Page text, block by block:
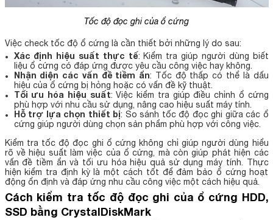
Tốc độ đọc ghi của ổ cứng
Việc check tốc độ ổ cứng là cần thiết bởi những lý do sau:
Xác định hiệu suất thực tế: Kiểm tra giúp người dùng biết
liệu ổ cứng có đáp ứng được yêu cầu công việc hay không.
Nhận diện các vấn đề tiềm ẩn: Tốc độ thấp có thể là dấu
hiệu của ổ cứng bị hỏng hoặc có vấn đề kỹ thuật.
Tối ưu hóa hiệu suất: Việc kiểm tra giúp điều chỉnh ổ cứng
phù hợp với nhu cầu sử dụng, nâng cao hiệu suất máy tính.
Hỗ trợ lựa chọn thiết bị: So sánh tốc độ đọc ghi giữa các ổ
cứng giúp người dùng chọn sản phẩm phù hợp với công việc.
Kiểm tra tốc độ đọc ghi ổ cứng không chỉ giúp người dùng hiểu
rõ về hiệu suất làm việc của ổ cứng, mà còn giúp phát hiện các
vấn đề tiềm ẩn và tối ưu hóa hiệu quả sử dụng máy tính. Thực
hiện kiểm tra định kỳ là một cách tốt để đảm bảo ổ cứng hoạt
động ổn định và đáp ứng nhu cầu công việc một cách hiệu quả.
Cách kiểm tra tốc độ đọc ghi của ổ cứng HDD,
SSD bằng CrystalDiskMark